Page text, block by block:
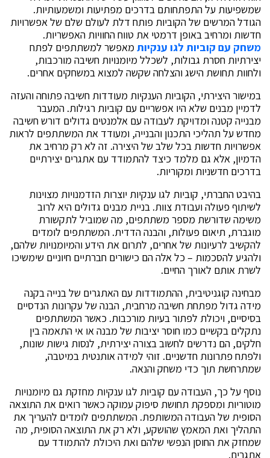
שמשפיעות על התפתחותם בדרכים מפתיעות ומשמעותיות.
הגודל המרשים של הקוביות פותח דלת לעולם שלם של אפשרויות
חדשות ומרחיב באופן דרמטי את טווח החוויות האפשריות.
משחק עם קוביות לגו ענקיות מאפשר למשתתפים לפתח
יצירתיות חסרת גבולות, לשכלל מיומנויות חשיבה מורכבות,
ולחוות תחושת הישג והצלחה שקשה למצוא במשחקים אחרים.
במישור היצירתי, הקוביות הענקיות מעודדות חשיבה פתוחה והעזה
לדמיין מבנים שלא היו אפשריים עם קוביות רגילות. המעבר
מבנייה קטנה ומדויקת לעבודה עם אלמנטים גדולים דורש חשיבה
מחדש על תהליכי התכנון והבנייה, ומעודד את המשתתפים לראות
אפשרויות חדשות בכל שלב של היצירה. זה לא רק מרחיב את
הדמיון, אלא גם מלמד כיצד להתמודד עם אתגרים יצירתיים
בדרכים חדשניות ומקוריות.
בהיבט החברתי, קוביות לגו ענקיות יוצרות הזדמנויות מצוינות
לשיתוף פעולה ועבודת צוות. בניית מבנים גדולים היא לרוב
משימה שדורשת מספר משתתפים, מה שמוביל לתקשורת
מוגברת, תיאום פעולות, והבנה הדדית. המשתתפים לומדים
להקשיב לרעיונות של אחרים, לתרום את הידע והמיומנויות שלהם,
ולהגיע להסכמות – כל אלה הם כישורים חברתיים חיוניים שימשיכו
לשרת אותם לאורך החיים.
מבחינה קוגניטיבית, ההתמודדות עם האתגרים של בנייה בקנה
מידה גדול מפתחת חשיבה מרחבית, הבנה של עקרונות הנדסיים
בסיסיים, ויכולת לפתור בעיות מורכבות. כאשר המשתתפים
נתקלים בקשיים כמו חוסר יציבות של מבנה או אי התאמה בין
חלקים, הם נדרשים לחשוב בצורה יצירתית, לנסות גישות שונות,
ולפתח פתרונות חדשניים. זוהי למידה אותנטית במיטבה,
שמתרחשת תוך כדי משחק והנאה.
נוסף על כך, העבודה עם קוביות לגו ענקיות מחזקת גם מיומנויות
מוטוריות ומספקת תחושת סיפוק עמוקה כאשר רואים את התוצאה
הסופית של העבודה המשותפת. המשתתפים לומדים להעריך את
התהליך ואת המאמץ שהושקע, ולא רק את התוצאה הסופית, מה
שמחזק את החוסן הנפשי שלהם ואת היכולת להתמודד עם
אתגרים.